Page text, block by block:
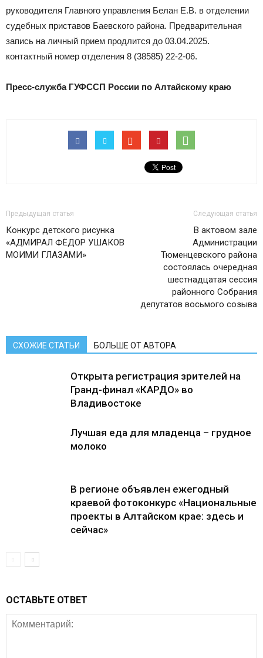
руководителя Главного управления Белан Е.В. в отделении
судебных приставов Баевского района. Предварительная
запись на личный прием продлится до 03.04.2025.
контактный номер отделения 8 (38585) 22-2-06.
Пресс-служба ГУФССП России по Алтайскому краю
Предыдущая статья
Конкурс детского рисунка
«АДМИРАЛ ФЁДОР УШАКОВ
МОИМИ ГЛАЗАМИ»
Следующая статья
В актовом зале
Администрации
Тюменцевского района
состоялась очередная
шестнадцатая сессия
районного Собрания
депутатов восьмого созыва
СХОЖИЕ СТАТЬИ БОЛЬШЕ ОТ АВТОРА
Открыта регистрация зрителей на
Гранд-финал «КАРДО» во
Владивостоке
Лучшая еда для младенца – грудное
молоко
В регионе объявлен ежегодный
краевой фотоконкурс «Национальные
проекты в Алтайском крае: здесь и
сейчас»
ОСТАВЬТЕ ОТВЕТ